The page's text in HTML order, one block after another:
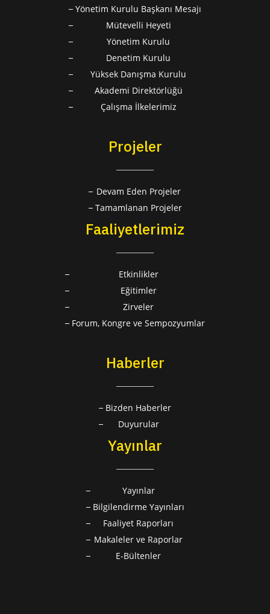
Yönetim Kurulu Başkanı Mesajı
Mütevelli Heyeti
Yönetim Kurulu
Denetim Kurulu
Yüksek Danışma Kurulu
Akademi Direktörlüğü
Çalışma İlkelerimiz
Projeler
Devam Eden Projeler
Tamamlanan Projeler
Faaliyetlerimiz
Etkinlikler
Eğitimler
Zirveler
Forum, Kongre ve Sempozyumlar
Haberler
Bizden Haberler
Duyurular
Yayınlar
Yayınlar
Bilgilendirme Yayınları
Faaliyet Raporları
Makaleler ve Raporlar
E-Bültenler